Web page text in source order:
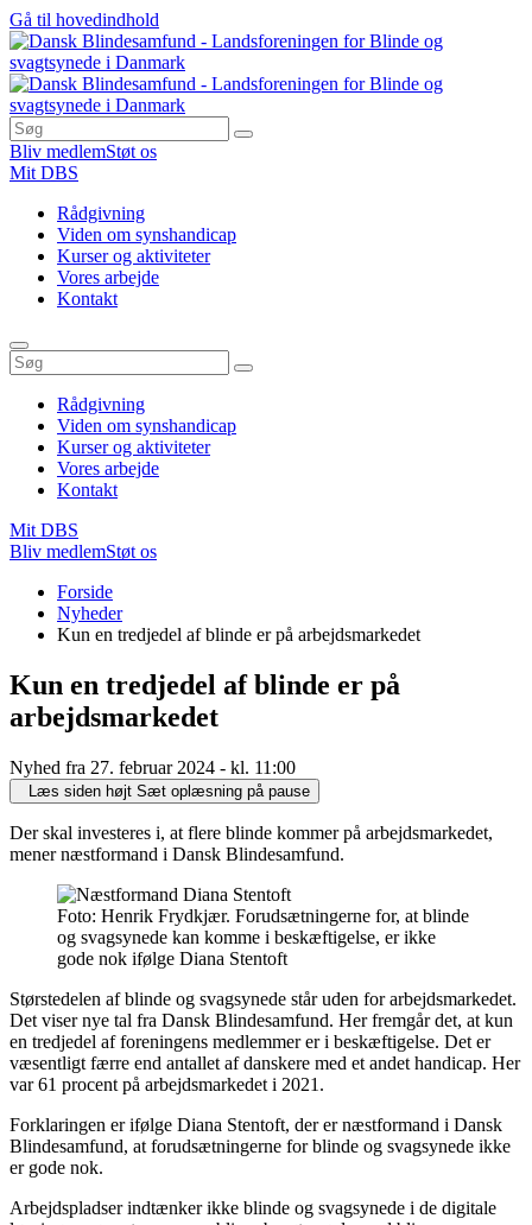
Gå til hovedindhold
Bliv medlemStøt os
Mit DBS
Rådgivning
Viden om synshandicap
Kurser og aktiviteter
Vores arbejde
Kontakt
Rådgivning
Viden om synshandicap
Kurser og aktiviteter
Vores arbejde
Kontakt
Mit DBS
Bliv medlemStøt os
Forside
Nyheder
Kun en tredjedel af blinde er på arbejdsmarkedet
Kun en tredjedel af blinde er på
arbejdsmarkedet
Nyhed fra 27. februar 2024 - kl. 11:00
Læs siden højt Sæt oplæsning på pause
Der skal investeres i, at flere blinde kommer på arbejdsmarkedet,
mener næstformand i Dansk Blindesamfund.
Foto: Henrik Frydkjær. Forudsætningerne for, at blinde
og svagsynede kan komme i beskæftigelse, er ikke
gode nok ifølge Diana Stentoft
Størstedelen af blinde og svagsynede står uden for arbejdsmarkedet.
Det viser nye tal fra Dansk Blindesamfund. Her fremgår det, at kun
en tredjedel af foreningens medlemmer er i beskæftigelse. Det er
væsentligt færre end antallet af danskere med et andet handicap. Her
var 61 procent på arbejdsmarkedet i 2021.
Forklaringen er ifølge Diana Stentoft, der er næstformand i Dansk
Blindesamfund, at forudsætningerne for blinde og svagsynede ikke
er gode nok.
Arbejdspladser indtænker ikke blinde og svagsynede i de digitale